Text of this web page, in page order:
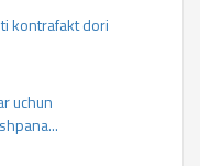
kontrafakt dori
uchun